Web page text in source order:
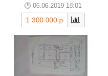
06.06.2019 18:01
1 300 000 р